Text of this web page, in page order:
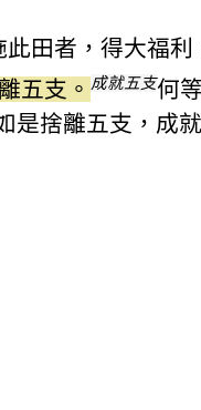
此田者，得大福利
五支。 成就五支何
是捨離五支，成